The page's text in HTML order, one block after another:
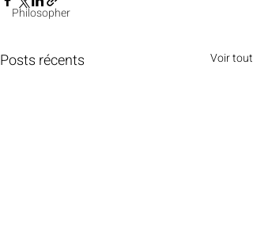
Philosopher
Posts récents Voir tout